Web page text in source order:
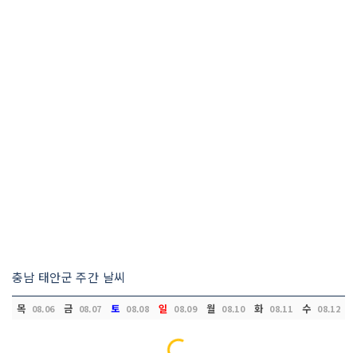
충남 태안군 주간 날씨
목 08.06 금 08.07 토 08.08 일 08.09 월 08.10 화 08.11 수 08.12
Loading...